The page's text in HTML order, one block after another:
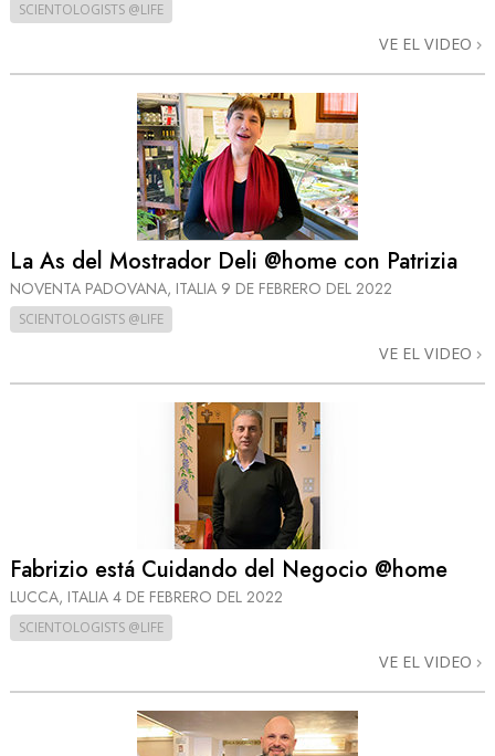
SCIENTOLOGISTS @LIFE
VE EL VIDEO
La As del Mostrador Deli @home con Patrizia
NOVENTA PADOVANA, ITALIA 9 DE FEBRERO DEL 2022
SCIENTOLOGISTS @LIFE
VE EL VIDEO
Fabrizio está Cuidando del Negocio @home
LUCCA, ITALIA 4 DE FEBRERO DEL 2022
SCIENTOLOGISTS @LIFE
VE EL VIDEO